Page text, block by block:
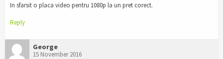
In sfarsit o placa video pentru 1080p la un pret corect.
Reply
George
15 November 2016